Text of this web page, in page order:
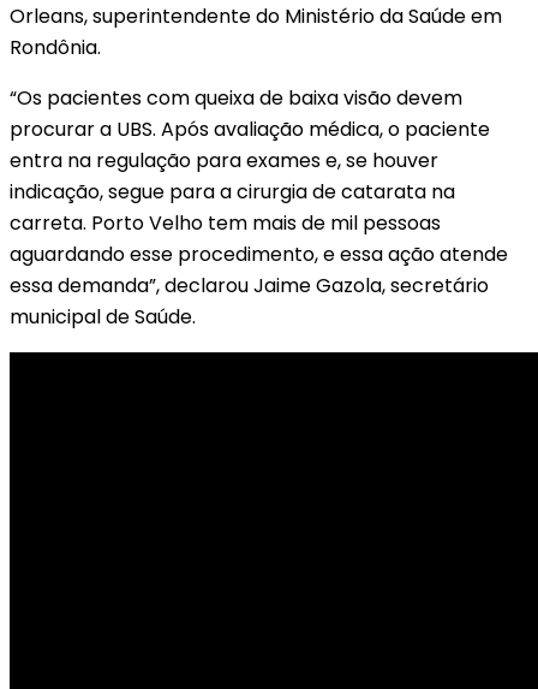
Orleans, superintendente do Ministério da Saúde em
Rondônia.
“Os pacientes com queixa de baixa visão devem
procurar a UBS. Após avaliação médica, o paciente
entra na regulação para exames e, se houver
indicação, segue para a cirurgia de catarata na
carreta. Porto Velho tem mais de mil pessoas
aguardando esse procedimento, e essa ação atende
essa demanda”, declarou Jaime Gazola, secretário
municipal de Saúde.